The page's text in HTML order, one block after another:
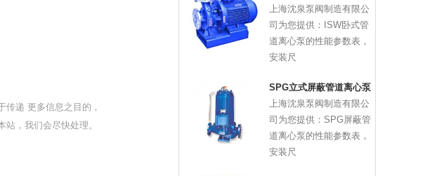
递 更多信息之目的，
，我们会尽快处理。
上海沈泉泵阀制造有限公
司为您提供：ISW卧式管
道离心泵的性能参数表，
安装尺
SPG立式屏蔽管道离心泵
上海沈泉泵阀制造有限公
司为您提供：SPG屏蔽管
道离心泵的性能参数表，
安装尺